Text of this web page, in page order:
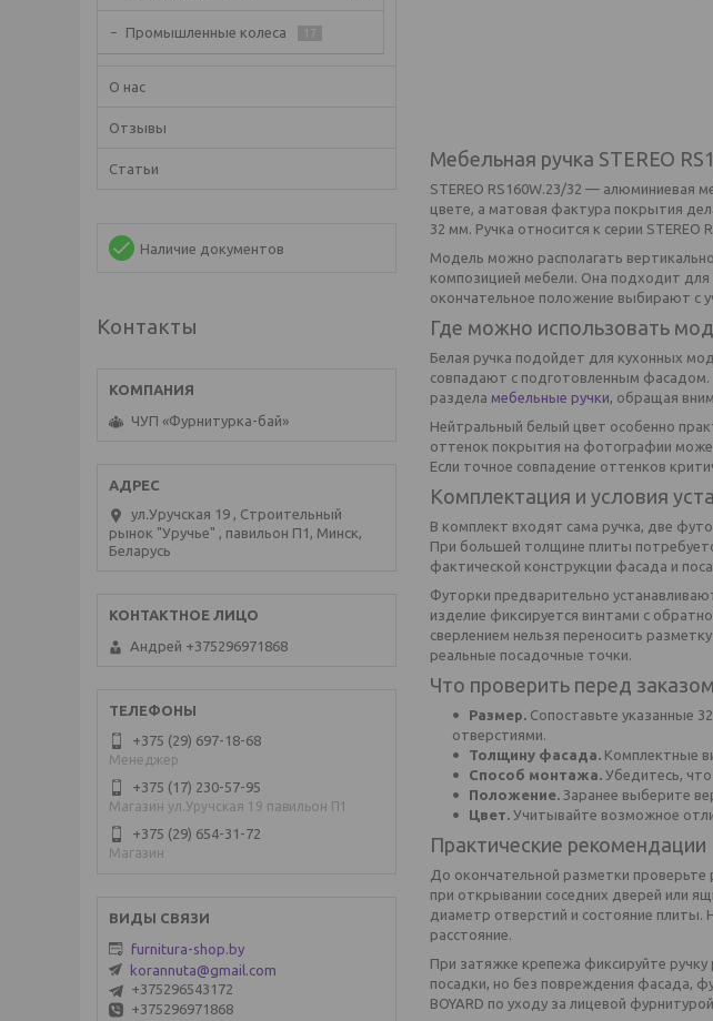
Мебельная ручка STEREO
STEREO RS160W.23/32 — алюминиевая
цвете, а матовая фактура покрытия
32 мм. Ручка относится к серии
Модель можно располагать
композицией мебели. Она подходит
окончательное положение выбирают с
Где можно использовать
Белая ручка подойдет для кухонных
совпадают с подготовленным фасадом.
раздела мебельные ручки, обращая
Нейтральный белый цвет особенно
оттенок покрытия на фотографии
Если точное совпадение оттенков
Комплектация и условия
В комплект входят сама ручка, две
При большей толщине плиты
фактической конструкции фасада и
Футорки предварительно
изделие фиксируется винтами с
сверлением нельзя переносить
реальные посадочные точки.
Что проверить перед заказом
Размер. Сопоставьте указанные
отверстиями.
Толщину фасада. Комплектные
Способ монтажа. Убедитесь,
Положение. Заранее выберите
Цвет. Учитывайте возможное
Практические рекомендации
До окончательной разметки проверьте
при открывании соседних дверей или
диаметр отверстий и состояние плиты.
расстояние.
При затяжке крепежа фиксируйте
посадки, но без повреждения фасада,
BOYARD по уходу за лицевой
Промышленные колеса 17
О нас
Отзывы
Статьи
Наличие документов
Контакты
ЧУП «Фурнитурка-бай»
ул.Уручская 19 , Строительный
рынок "Уручье" , павильон П1, Минск,
Беларусь
Андрей +375296971868
+375 (29) 697-18-68
Менеджер
+375 (17) 230-57-95
Магазин ул.Уручская 19 павильон П1
+375 (29) 654-31-72
Магазин
furnitura-shop.by
korannuta@gmail.com
+375296543172
+375296971868